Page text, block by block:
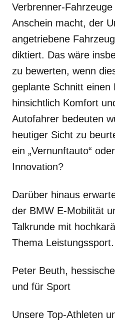
Verbrenner-
Anschein macht, der
angetriebene
diktiert. Das wäre
zu bewerten, wenn
geplante Schnitt einen
hinsichtlich Komfort
Autofahrer bedeuten
heutiger Sicht zu
ein „Vernunftauto“
Innovation?
Darüber hinaus
der BMW E-Mobilität
Talkrunde mit
Thema Leistungssport.
Peter Beuth,
und für Sport
Unsere Top-Athleten